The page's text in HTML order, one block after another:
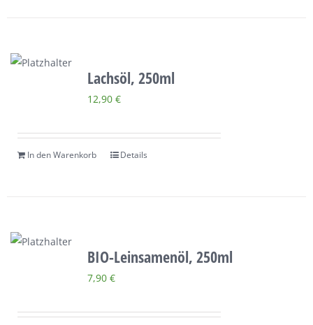
Lachsöl, 250ml
12,90 €
In den Warenkorb Details
BIO-Leinsamenöl, 250ml
7,90 €